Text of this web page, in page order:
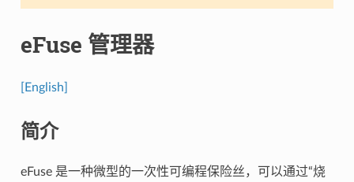
eFuse 管理器
[English]
简介
eFuse 是一种微型的一次性可编程保险丝，可以通过“烧